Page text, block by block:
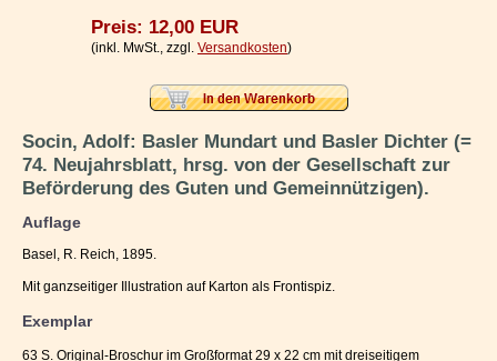
Preis: 12,00 EUR
(inkl. MwSt., zzgl. Versandkosten)
Socin, Adolf: Basler Mundart und Basler Dichter (=
74. Neujahrsblatt, hrsg. von der Gesellschaft zur
Beförderung des Guten und Gemeinnützigen).
Auflage
Basel, R. Reich, 1895.
Mit ganzseitiger Illustration auf Karton als Frontispiz.
Exemplar
63 S. Original-Broschur im Großformat 29 x 22 cm mit dreiseitigem